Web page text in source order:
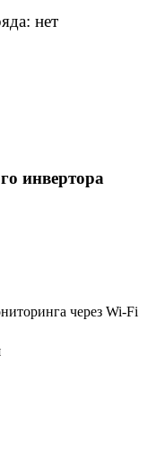
нет
инвертора
через Wi-Fi